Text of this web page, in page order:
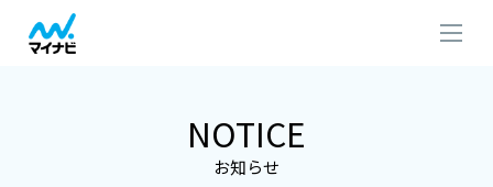
NOTICE
お知らせ